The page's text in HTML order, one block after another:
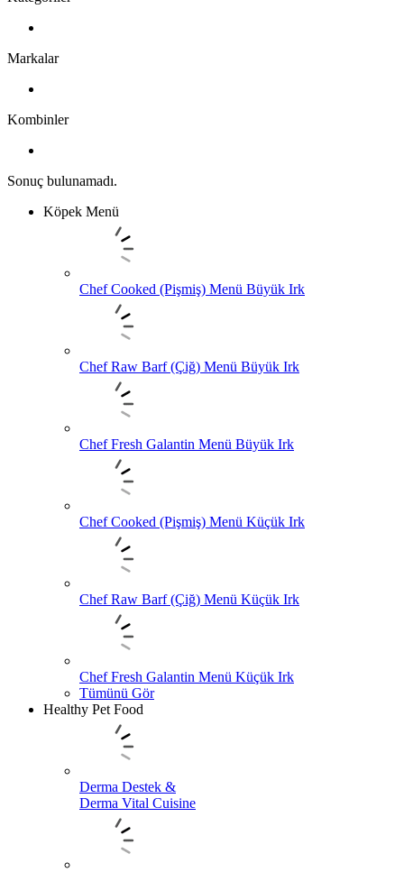
Markalar
Kombinler
Sonuç bulunamadı.
Köpek Menü
Chef Cooked (Pişmiş) Menü Büyük Irk
Chef Raw Barf (Çiğ) Menü Büyük Irk
Chef Fresh Galantin Menü Büyük Irk
Chef Cooked (Pişmiş) Menü Küçük Irk
Chef Raw Barf (Çiğ) Menü Küçük Irk
Chef Fresh Galantin Menü Küçük Irk
Tümünü Gör
Healthy Pet Food
Derma Destek &
Derma Vital Cuisine